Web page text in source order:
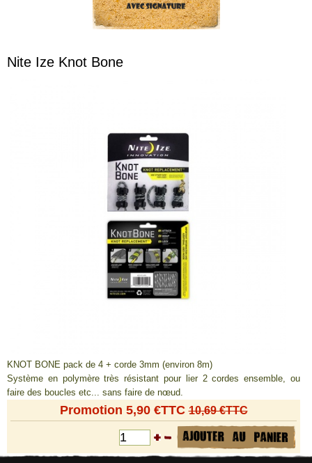
Nite Ize Knot Bone
KNOT BONE pack de 4 + corde 3mm (environ 8m)
Système en polymère très résistant pour lier 2 cordes ensemble, ou
faire des boucles etc... sans faire de nœud.
Promotion 5,90 €TTC10,69 €TTC